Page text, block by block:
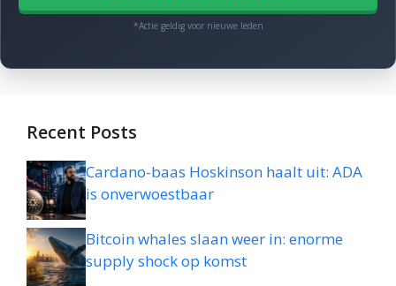
*Actie geldig voor nieuwe leden
Recent Posts
Cardano-baas Hoskinson haalt uit: ADA
is onverwoestbaar
Bitcoin whales slaan weer in: enorme
supply shock op komst